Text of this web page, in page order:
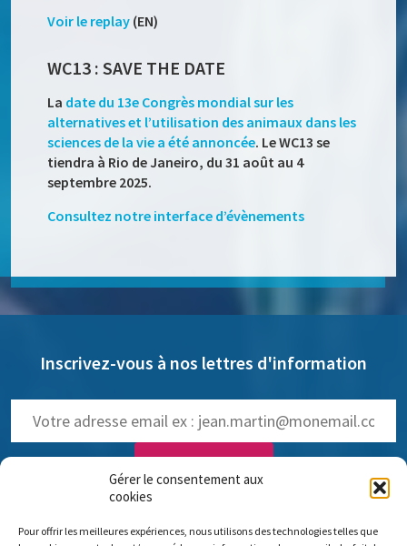
Gérer le consentement aux
cookies
Pour offrir les meilleures expériences, nous utilisons des technologies telles que
Voir le replay (EN)
WC13 : SAVE THE DATE
La date du 13e Congrès mondial sur les
alternatives et l’utilisation des animaux dans les
sciences de la vie a été annoncée. Le WC13 se
tiendra à Rio de Janeiro, du 31 août au 4
septembre 2025.
Consultez notre interface d’évènements
Inscrivez-vous à nos lettres d'information
trimestrielle de Pro Anima(Voir les anciennes lettres)